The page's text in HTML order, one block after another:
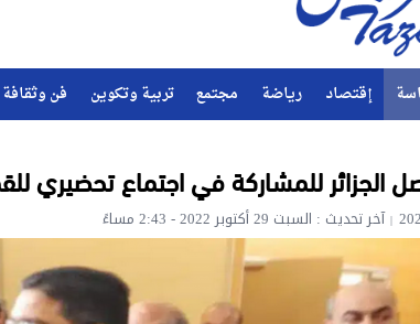
إقتصاد رياضة مجتمع تربية وتكوين فن وثقافة
الجزائر للمشاركة في اجتماع تحضيري
آخر تحديث : السبت 29 أكتوبر 2022 - 2:43 مساءً